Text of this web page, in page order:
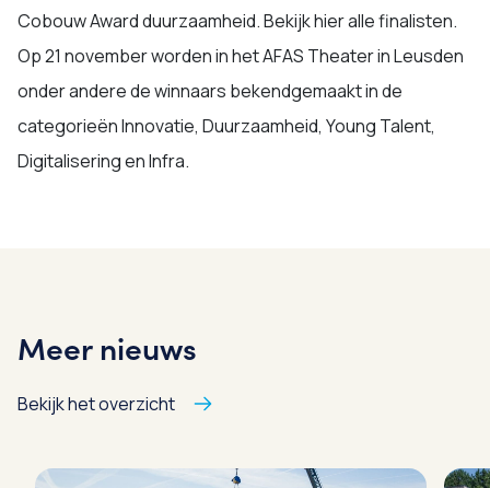
Cobouw Award duurzaamheid. Bekijk hier alle finalisten.
Op 21 november worden in het AFAS Theater in Leusden
onder andere de winnaars bekendgemaakt in de
categorieën Innovatie, Duurzaamheid, Young Talent,
Digitalisering en Infra.
Meer nieuws
Bekijk het overzicht